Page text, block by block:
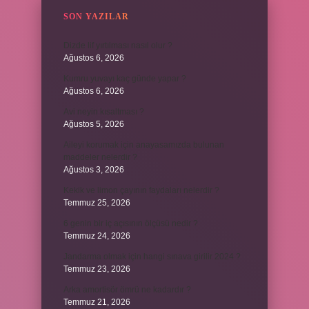
SON YAZILAR
Ağustos 6, 2026
Ağustos 6, 2026
Ağustos 5, 2026
Ağustos 3, 2026
Temmuz 25, 2026
Temmuz 24, 2026
Temmuz 23, 2026
Temmuz 21, 2026